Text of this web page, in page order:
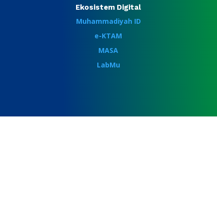
Ekosistem Digital
Muhammadiyah ID
e-KTAM
MASA
LabMu